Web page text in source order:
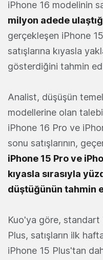
iPhone 16 modelinin
milyon adede
gerçekleşen iPhone
satışlarına kıyasla
gösterdiğini tahmin
Analist, düşüşün
modellerine olan
iPhone 16 Pro ve
sonu satışlarının,
iPhone 15 Pro ve
kıyasla sırasıyla
düştüğünün tahmin
Kuo'ya göre, standart
Plus, satışların ilk
iPhone 15 Plus'tan